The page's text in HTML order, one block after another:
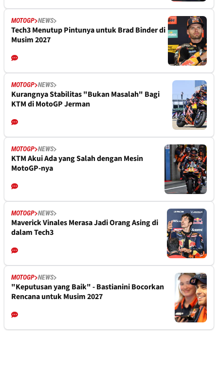
MOTOGP NEWS
Tech3 Menutup Pintunya untuk Brad Binder di
Musim 2027
MOTOGP NEWS
Kurangnya Stabilitas "Bukan Masalah" Bagi
KTM di MotoGP Jerman
MOTOGP NEWS
KTM Akui Ada yang Salah dengan Mesin
MotoGP-nya
MOTOGP NEWS
Maverick Vinales Merasa Jadi Orang Asing di
dalam Tech3
MOTOGP NEWS
"Keputusan yang Baik" - Bastianini Bocorkan
Rencana untuk Musim 2027